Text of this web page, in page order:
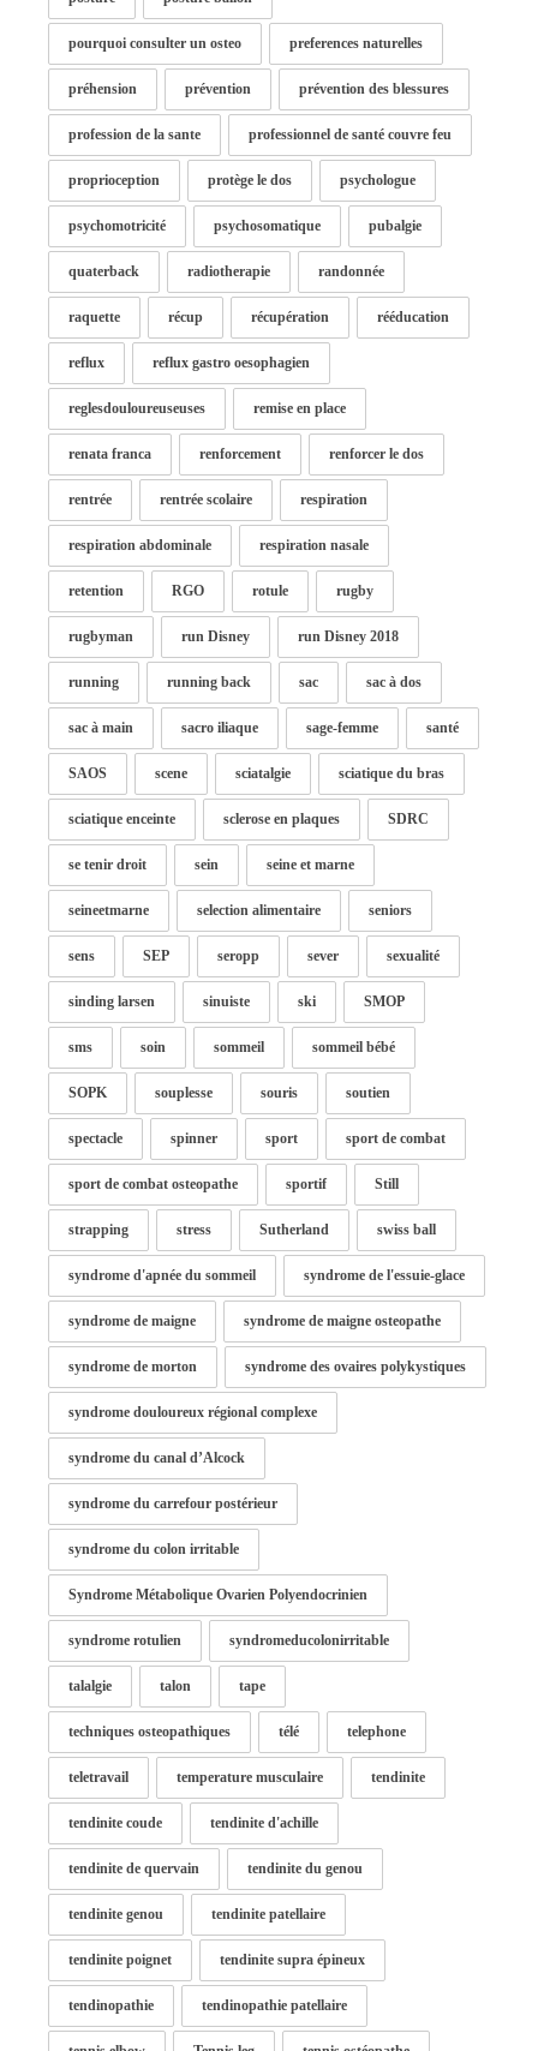
pourquoi consulter un osteo preferences naturelles
préhension prévention prévention des blessures
profession de la sante professionnel de santé couvre feu
proprioception protège le dos psychologue
psychomotricité psychosomatique pubalgie
quaterback radiotherapie randonnée
raquette récup récupération rééducation
reflux reflux gastro oesophagien
reglesdouloureuseuses remise en place
renata franca renforcement renforcer le dos
rentrée rentrée scolaire respiration
respiration abdominale respiration nasale
retention RGO rotule rugby
rugbyman run Disney run Disney 2018
running running back sac sac à dos
sac à main sacro iliaque sage-femme santé
SAOS scene sciatalgie sciatique du bras
sciatique enceinte sclerose en plaques SDRC
se tenir droit sein seine et marne
seineetmarne selection alimentaire seniors
sens SEP seropp sever sexualité
sinding larsen sinuiste ski SMOP
sms soin sommeil sommeil bébé
SOPK souplesse souris soutien
spectacle spinner sport sport de combat
sport de combat osteopathe sportif Still
strapping stress Sutherland swiss ball
syndrome d'apnée du sommeil syndrome de l'essuie-glace
syndrome de maigne syndrome de maigne osteopathe
syndrome de morton syndrome des ovaires polykystiques
syndrome douloureux régional complexe
syndrome du canal d’Alcock
syndrome du carrefour postérieur
syndrome du colon irritable
Syndrome Métabolique Ovarien Polyendocrinien
syndrome rotulien syndromeducolonirritable
talalgie talon tape
techniques osteopathiques télé telephone
teletravail temperature musculaire tendinite
tendinite coude tendinite d'achille
tendinite de quervain tendinite du genou
tendinite genou tendinite patellaire
tendinite poignet tendinite supra épineux
tendinopathie tendinopathie patellaire